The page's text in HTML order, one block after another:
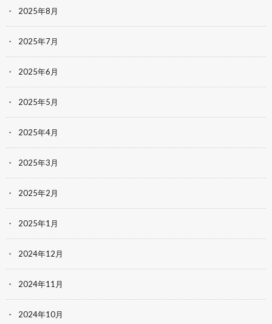
2025年8月
2025年7月
2025年6月
2025年5月
2025年4月
2025年3月
2025年2月
2025年1月
2024年12月
2024年11月
2024年10月